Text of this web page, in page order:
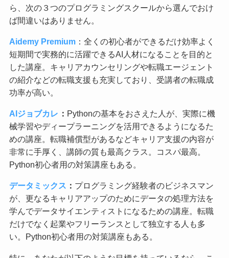
ら、次の３つのプログラミングスクールから選んでおけ
ば間違いはありません。
Aidemy Premium：全くの初心者ができるだけ効率よく
短期間で実務的に活躍できるAI人材になることを目的と
した講座。キャリアカウンセリングや転職エージェント
の紹介などの転職支援も充実しており、受講者の転職成
功率が高い。
AIジョブカレ ： Pythonの基本をおさえた人が、実際に機
械学習やディープラーニングを活用できるようになるた
めの講座。転職補償型があるなどキャリア支援の内容が
非常に手厚く、講師の質も最高クラス。コスパ最高。
Python初心者用の対策講座もある。
データミックス ： プログラミング経験者のビジネスマン
が、更なるキャリアアップのためにデータの処理方法を
学んでデータサイエンティストになるための講座。転職
だけでなく起業やフリーランスとして独立する人も多
い。Python初心者用の対策講座もある。